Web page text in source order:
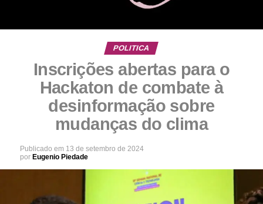
POLITICA
Inscrições abertas para o
Hackaton de combate à
desinformação sobre
mudanças do clima
Publicado em 13 de setembro de 2024
por Eugenio Piedade